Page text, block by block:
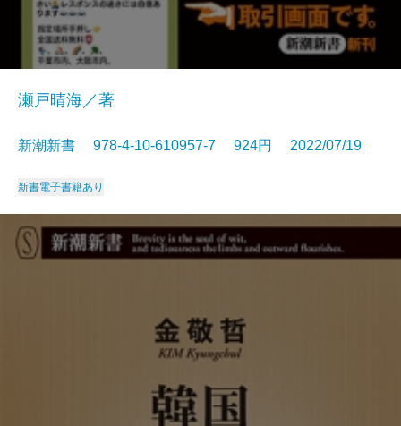
瀬戸晴海／著
新潮新書 978-4-10-610957-7 924円 2022/07/19
新書電子書籍あり